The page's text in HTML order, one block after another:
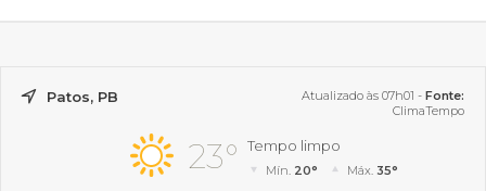
Patos, PB Atualizado às 07h01 - Fonte:
ClimaTempo
23° Tempo limpo
Mín. 20° Máx. 35°